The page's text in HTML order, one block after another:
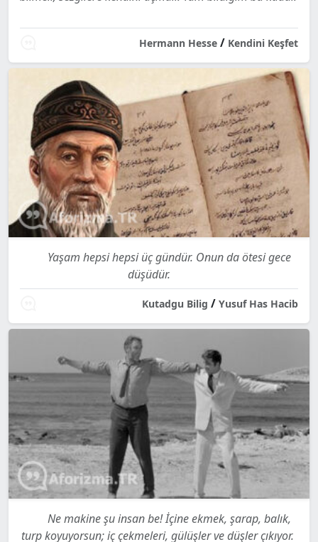
Hermann Hesse / Kendini Keşfet
Yaşam hepsi hepsi üç gündür. Onun da ötesi gece
düşüdür.
Kutadgu Bilig / Yusuf Has Hacib
Ne makine şu insan be! İçine ekmek, şarap, balık,
turp koyuyorsun; iç çekmeleri, gülüşler ve düşler çıkıyor.